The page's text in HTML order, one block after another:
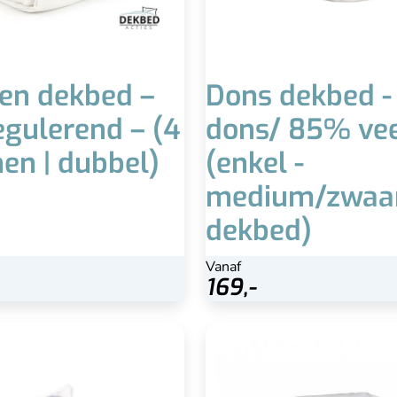
dekbed –
– (4
| dubbel)
Dons dekbed
dons/ 85%
(enkel -
medium/
dekbed)
Vanaf
169,-
Bekijk